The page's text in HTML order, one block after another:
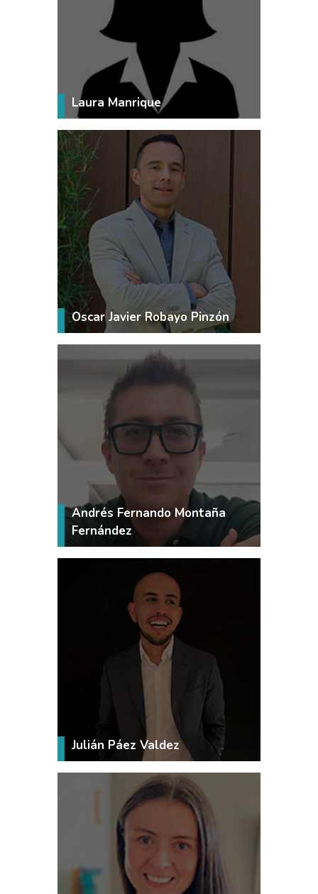
Laura Manrique
VER MÁS
Oscar Javier Robayo Pinzón
VER MÁS
Andrés Fernando Montaña
Fernández
VER MÁS
Julián Páez Valdez